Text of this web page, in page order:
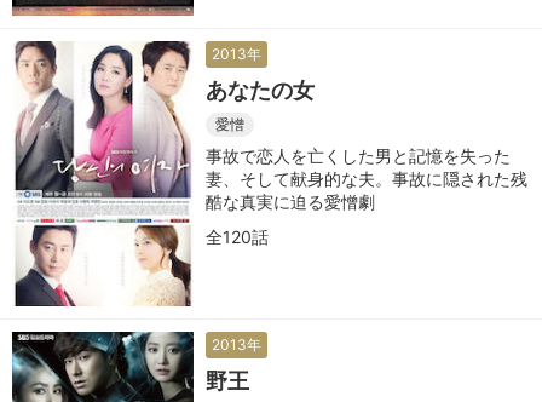
2013年
あなたの女
愛憎
事故で恋人を亡くした男と記憶を失った
妻、そして献身的な夫。事故に隠された残
酷な真実に迫る愛憎劇
全120話
2013年
野王